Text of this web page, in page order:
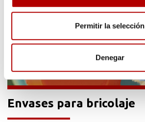
Permitir la selección
Denegar
Envases para bricolaje